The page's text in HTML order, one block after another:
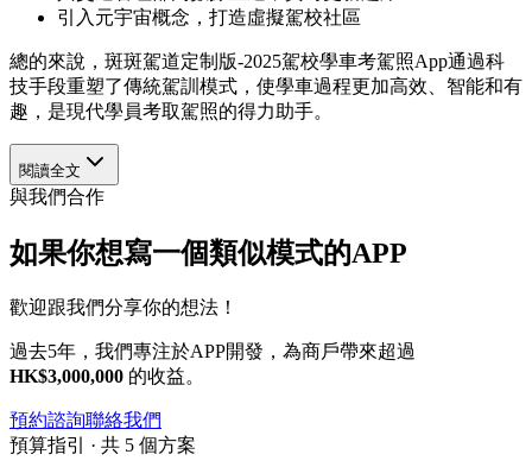
引入元宇宙概念，打造虛擬駕校社區
總的來說，斑斑駕道定制版-2025駕校學車考駕照App通過科
技手段重塑了傳統駕訓模式，使學車過程更加高效、智能和有
趣，是現代學員考取駕照的得力助手。
閱讀全文
與我們合作
如果你想寫一個類似模式的APP
歡迎跟我們分享你的想法！
過去5年，我們專注於APP開發，為商戶帶來超過
HK$3,000,000 的收益。
預約諮詢聯絡我們
預算指引 · 共 5 個方案